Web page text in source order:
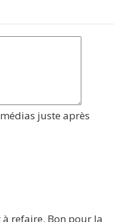
juste après
à refaire. Bon pour la